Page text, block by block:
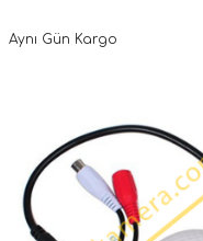
Aynı Gün Kargo